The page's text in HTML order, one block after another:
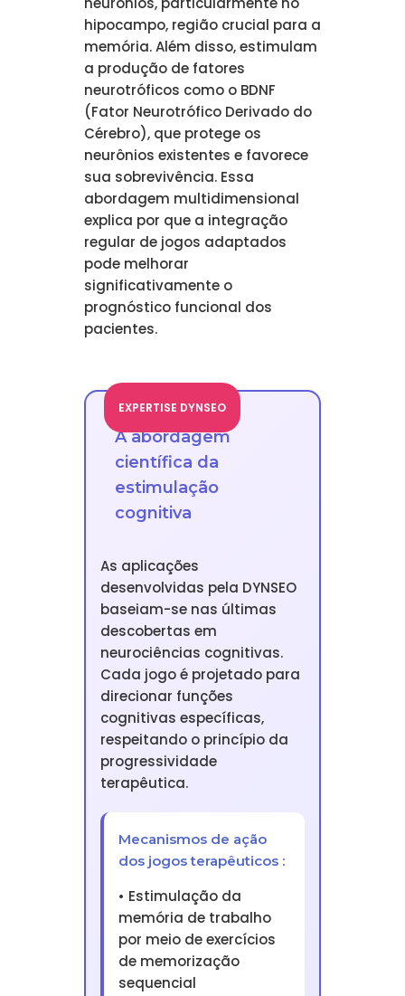
hipocampo, região crucial para a
memória. Além disso, estimulam
a produção de fatores
neurotróficos como o BDNF
(Fator Neurotrófico Derivado do
Cérebro), que protege os
neurônios existentes e favorece
sua sobrevivência. Essa
abordagem multidimensional
explica por que a integração
regular de jogos adaptados
pode melhorar
significativamente o
prognóstico funcional dos
pacientes.
EXPERTISE DYNSEO
A abordagem
científica da
estimulação
cognitiva
As aplicações
desenvolvidas pela DYNSEO
baseiam-se nas últimas
descobertas em
neurociências cognitivas.
Cada jogo é projetado para
direcionar funções
cognitivas específicas,
respeitando o princípio da
progressividade
terapêutica.
Mecanismos de ação
dos jogos terapêuticos :
• Estimulação da
memória de trabalho
por meio de exercícios
de memorização
sequencial